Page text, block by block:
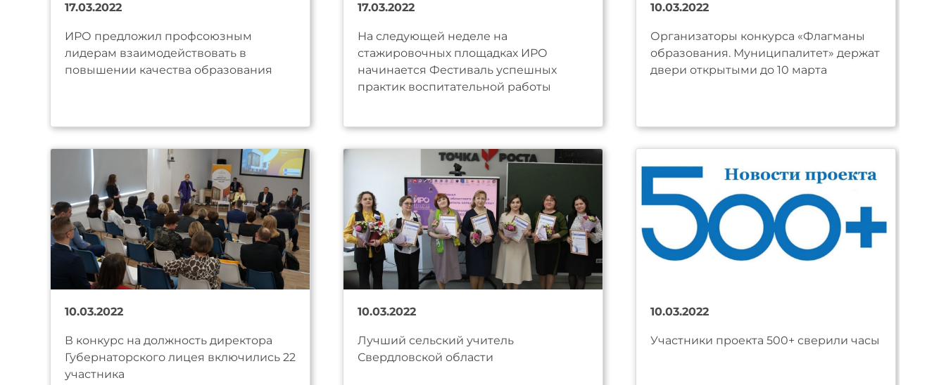
17.03.2022
ИРО предложил профсоюзным
лидерам взаимодействовать в
повышении качества образования
17.03.2022
На следующей неделе на
стажировочных площадках ИРО
начинается Фестиваль успешных
практик воспитательной работы
10.03.2022
Организаторы конкурса «Флагманы
образования. Муниципалитет» держат
двери открытыми до 10 марта
10.03.2022
В конкурс на должность директора
Губернаторского лицея включились 22
участника
10.03.2022
Лучший сельский учитель
Свердловской области
10.03.2022
Участники проекта 500+ сверили часы